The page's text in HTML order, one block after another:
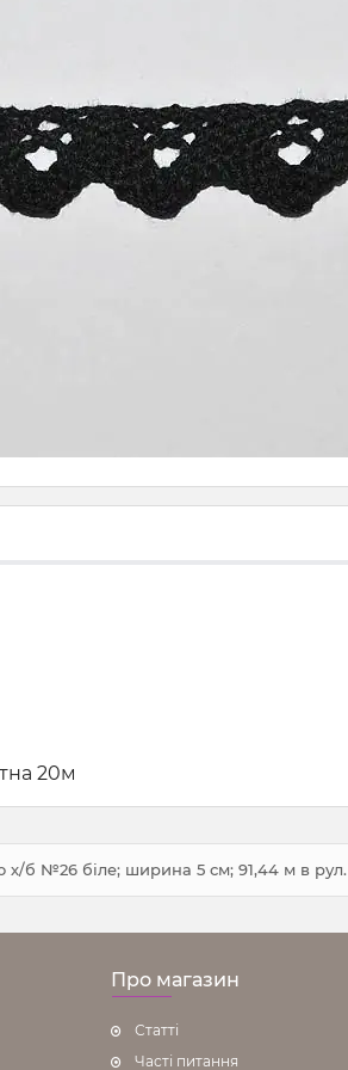
20м
б №26 біле; ширина 5 см; 91,44 м в рул.
Про магазин
Статті
Часті питання